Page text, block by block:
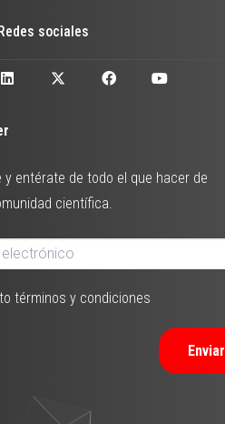
sociales
y entérate de todo el que hacer de
científica.
términos y condiciones
Enviar